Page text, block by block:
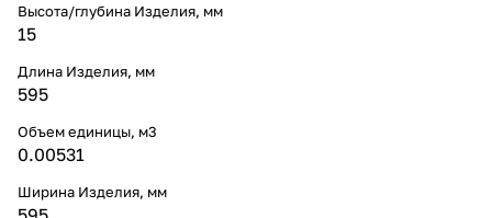
Высота/глубина Изделия, мм
15
Длина Изделия, мм
595
Объем единицы, м3
0.00531
Ширина Изделия, мм